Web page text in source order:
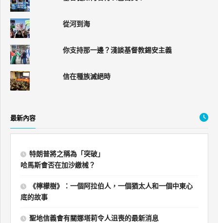
從河到海
你支持那一邊？淺談基督教錫安主義
信在種族滅絕時
最新內容
特朗普將之稱為「突破」
哈馬斯會否在加沙繳械？
《檸檬樹》：一個阿拉伯人，一個猶太人和一個中東心
底的故事
聖地信義會有關娜塔莉令人沮喪的最新消息